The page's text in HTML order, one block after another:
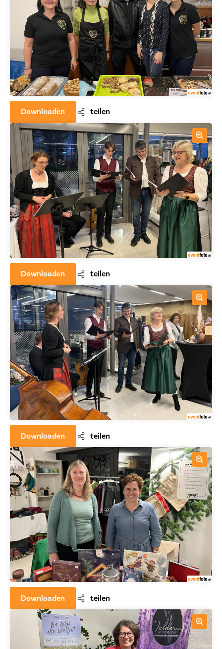
Downloaden teilen
Downloaden teilen
Downloaden teilen
Downloaden teilen